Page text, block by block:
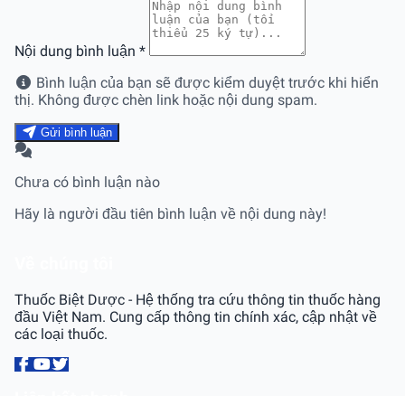
Nội dung bình luận *
Bình luận của bạn sẽ được kiểm duyệt trước khi hiển
thị. Không được chèn link hoặc nội dung spam.
Gửi bình luận
Chưa có bình luận nào
Hãy là người đầu tiên bình luận về nội dung này!
Thuốc Biệt Dược - Hệ thống tra cứu thông tin thuốc hàng
đầu Việt Nam. Cung cấp thông tin chính xác, cập nhật về
các loại thuốc.